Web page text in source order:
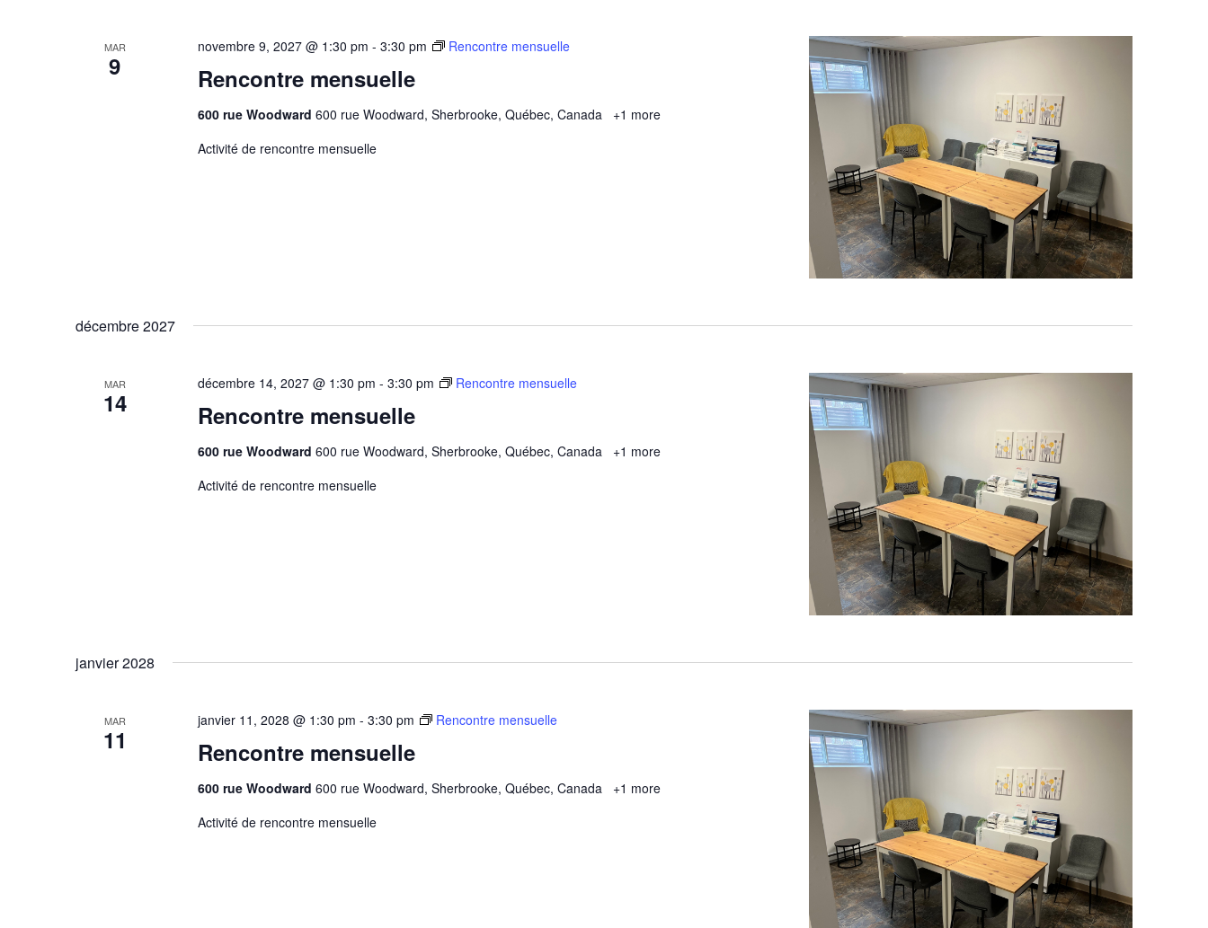
MAR
9 Rencontre mensuelle
novembre 9, 2027 @ 1:30 pm - 3:30 pm Rencontre mensuelle
600 rue Woodward 600 rue Woodward, Sherbrooke, Québec, Canada
+1 more
Activité de rencontre mensuelle
décembre 2027
MAR
14 Rencontre mensuelle
décembre 14, 2027 @ 1:30 pm - 3:30 pm Rencontre mensuelle
600 rue Woodward 600 rue Woodward, Sherbrooke, Québec, Canada
+1 more
Activité de rencontre mensuelle
janvier 2028
MAR
11 Rencontre mensuelle
janvier 11, 2028 @ 1:30 pm - 3:30 pm Rencontre mensuelle
600 rue Woodward 600 rue Woodward, Sherbrooke, Québec, Canada
+1 more
Activité de rencontre mensuelle